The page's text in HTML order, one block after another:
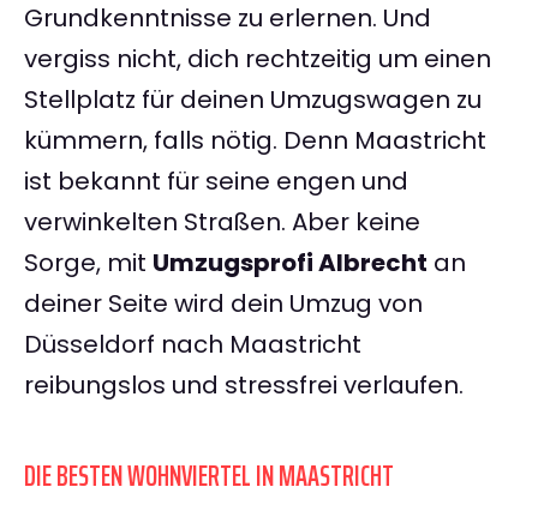
Grundkenntnisse zu erlernen. Und
vergiss nicht, dich rechtzeitig um einen
Stellplatz für deinen Umzugswagen zu
kümmern, falls nötig. Denn Maastricht
ist bekannt für seine engen und
verwinkelten Straßen. Aber keine
Sorge, mit Umzugsprofi Albrecht an
deiner Seite wird dein Umzug von
Düsseldorf nach Maastricht
reibungslos und stressfrei verlaufen.
DIE BESTEN WOHNVIERTEL IN MAASTRICHT